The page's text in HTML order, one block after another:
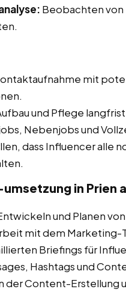
Beobachten
mit
und Pflege
Nebenjobs und
dass Influencer alle
in Prien
und Planen
mit dem Marketing-
Briefings für
Hashtags und
der Content-Erstellung